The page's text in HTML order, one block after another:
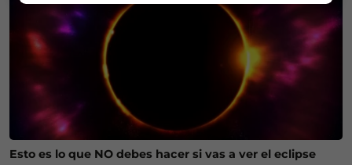
Esto es lo que NO debes hacer si vas a ver el eclipse